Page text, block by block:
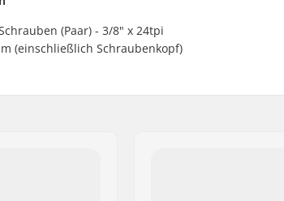
(Paar) - 3/8" x 24tpi
(einschließlich Schraubenkopf)